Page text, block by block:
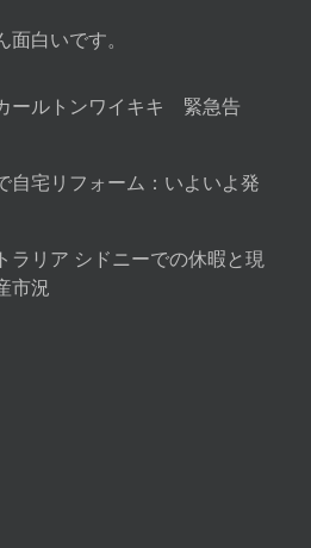
面白いです。
ールトンワイキキ 緊急告
自宅リフォーム：いよいよ発
ラリア シドニーでの休暇と現
市況